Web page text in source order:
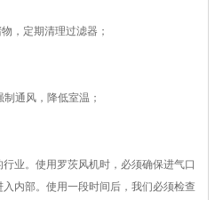
定期清理过滤器；
通风，降低室温；
。使用罗茨风机时，必须确保进气口
内部。使用一段时间后，我们必须检查